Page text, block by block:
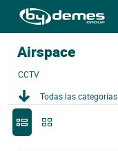
Airspace
CCTV
Todas las categorías